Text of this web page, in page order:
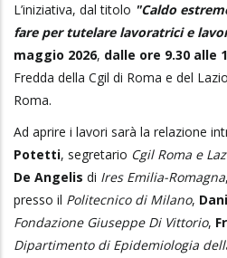
L’iniziativa, dal titolo "Caldo
fare per tutelare lavoratrici e
maggio 2026, dalle ore 9.30 alle
Fredda della Cgil di Roma e del
Roma.
Ad aprire i lavori sarà la relazione
Potetti, segretario Cgil Roma e
De Angelis di Ires Emilia-Romagna,
presso il Politecnico di Milano,
Fondazione Giuseppe Di Vittorio,
Dipartimento di Epidemiologia